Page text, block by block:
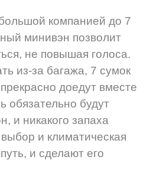
компанией до 7
минивэн позволит
не повышая голоса.
из-за багажа, 7 сумок
доедут вместе
обязательно будут
и никакого запаха
и климатическая
и сделают его